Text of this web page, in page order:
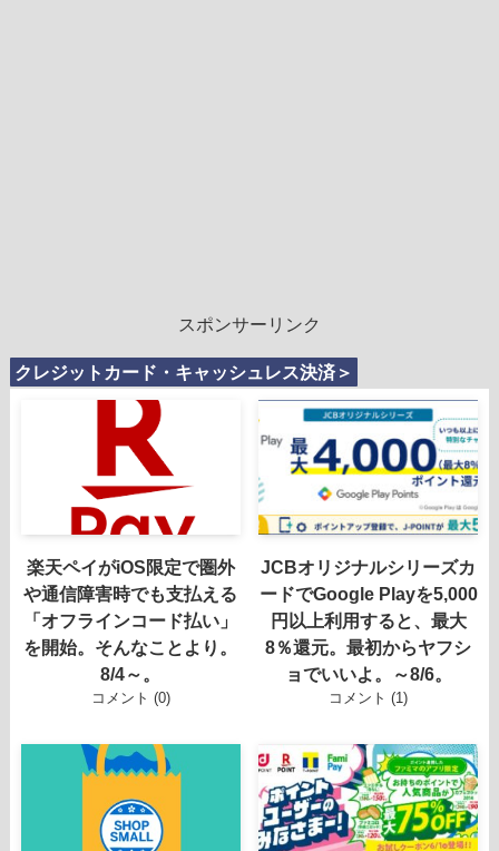
スポンサーリンク
クレジットカード・キャッシュレス決済＞
楽天ペイがiOS限定で圏外
や通信障害時でも支払える
「オフラインコード払い」
を開始。そんなことより。
8/4～。
コメント (0)
JCBオリジナルシリーズカ
ードでGoogle Playを5,000
円以上利用すると、最大
8％還元。最初からヤフシ
ョでいいよ。～8/6。
コメント (1)